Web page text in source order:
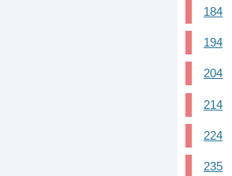
184
194
204
214
224
235